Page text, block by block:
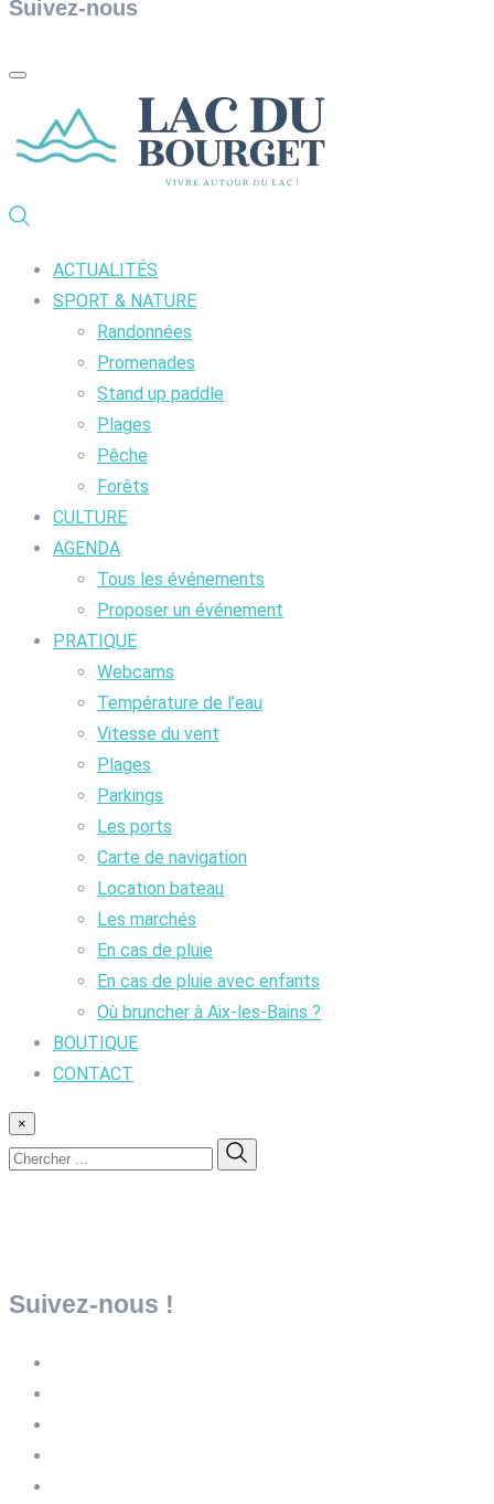
Suivez-nous
ACTUALITÉS
SPORT & NATURE
Randonnées
Promenades
Stand up paddle
Plages
Pêche
Forêts
CULTURE
AGENDA
Tous les événements
Proposer un événement
PRATIQUE
Webcams
Température de l’eau
Vitesse du vent
Plages
Parkings
Les ports
Carte de navigation
Location bateau
Les marchés
En cas de pluie
En cas de pluie avec enfants
Où bruncher à Aix-les-Bains ?
BOUTIQUE
CONTACT
×
Suivez-nous !